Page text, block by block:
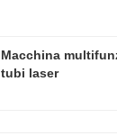
Macchina
tubi laser